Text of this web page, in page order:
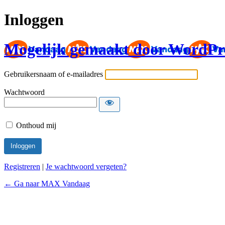
Inloggen
Mogelijk gemaakt door
Gebruikersnaam of e-mailadres
Wachtwoord
Onthoud mij
Registreren | Je wachtwoord vergeten?
← Ga naar MAX Vandaag